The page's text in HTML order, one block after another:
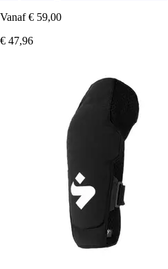
Vanaf € 59,00
€ 47,96